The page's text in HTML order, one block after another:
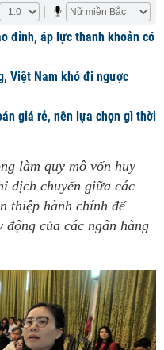
đỉnh, áp lực thanh khoản có
Việt Nam khó đi ngược
giá rẻ, nên lựa chọn gì thời
làm quy mô vốn huy
dịch chuyển giữa các
thiệp hành chính để
của các ngân hàng